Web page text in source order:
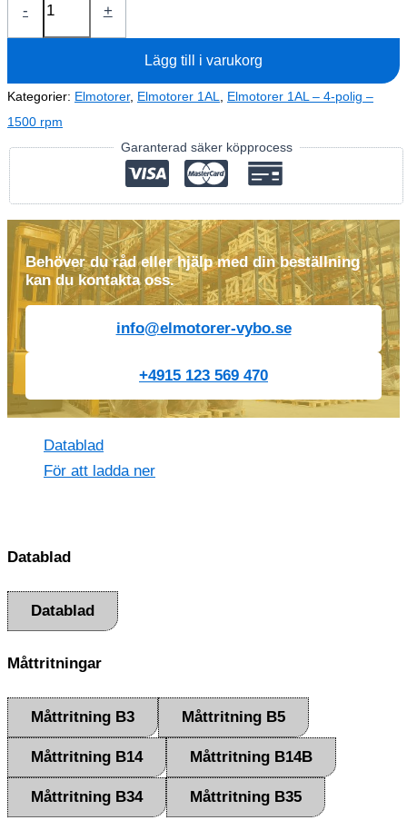
-
4kW
(400V-
1435
rpm)
mängd
+
Lägg till i varukorg
Kategorier: Elmotorer, Elmotorer 1AL
Elmotorer 1AL – 4-polig –
1500 rpm
Garanterad säker köpprocess
Behöver du råd eller hjälp med din beställning
kan du kontakta oss.
info@elmotorer-vybo.se
+4915 123 569 470
Datablad
För att ladda ner
Datablad
Datablad
Måttritningar
Måttritning B3 Måttritning B5
Måttritning B14 Måttritning B14B
Måttritning B34 Måttritning B35